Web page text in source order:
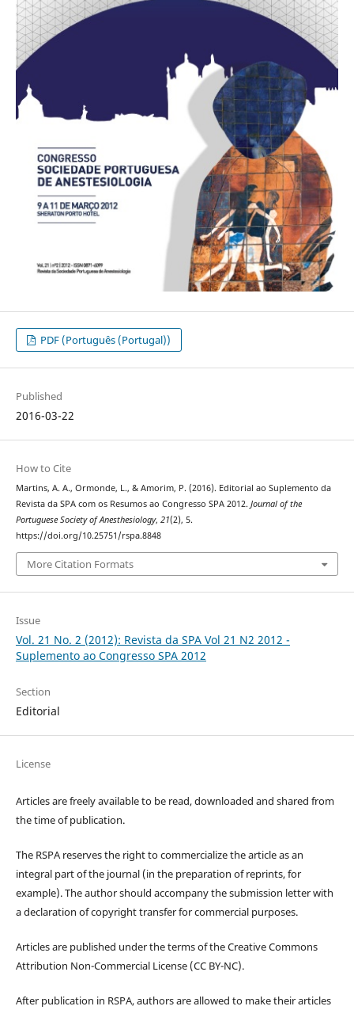
PDF (Português (Portugal))
Published
2016-03-22
How to Cite
Martins, A. A., Ormonde, L., & Amorim, P. (2016). Editorial ao Suplemento da
Revista da SPA com os Resumos ao Congresso SPA 2012. Journal of the
Portuguese Society of Anesthesiology, 21(2), 5.
https://doi.org/10.25751/rspa.8848
More Citation Formats
Issue
Vol. 21 No. 2 (2012): Revista da SPA Vol 21 N2 2012 -
Suplemento ao Congresso SPA 2012
Section
Editorial
License
Articles are freely available to be read, downloaded and shared from
the time of publication.
The RSPA reserves the right to commercialize the article as an
integral part of the journal (in the preparation of reprints, for
example). The author should accompany the submission letter with
a declaration of copyright transfer for commercial purposes.
Articles are published under the terms of the Creative Commons
Attribution Non-Commercial License (CC BY-NC).
After publication in RSPA, authors are allowed to make their articles